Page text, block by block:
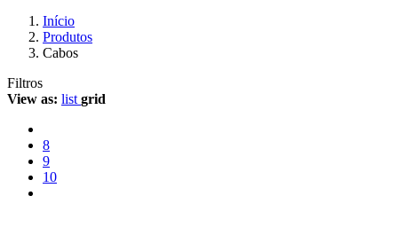
Início
Produtos
Cabos
Filtros
View as: list grid
8
9
10